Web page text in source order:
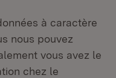
à caractère
nous pouvez
vous avez le
chez le